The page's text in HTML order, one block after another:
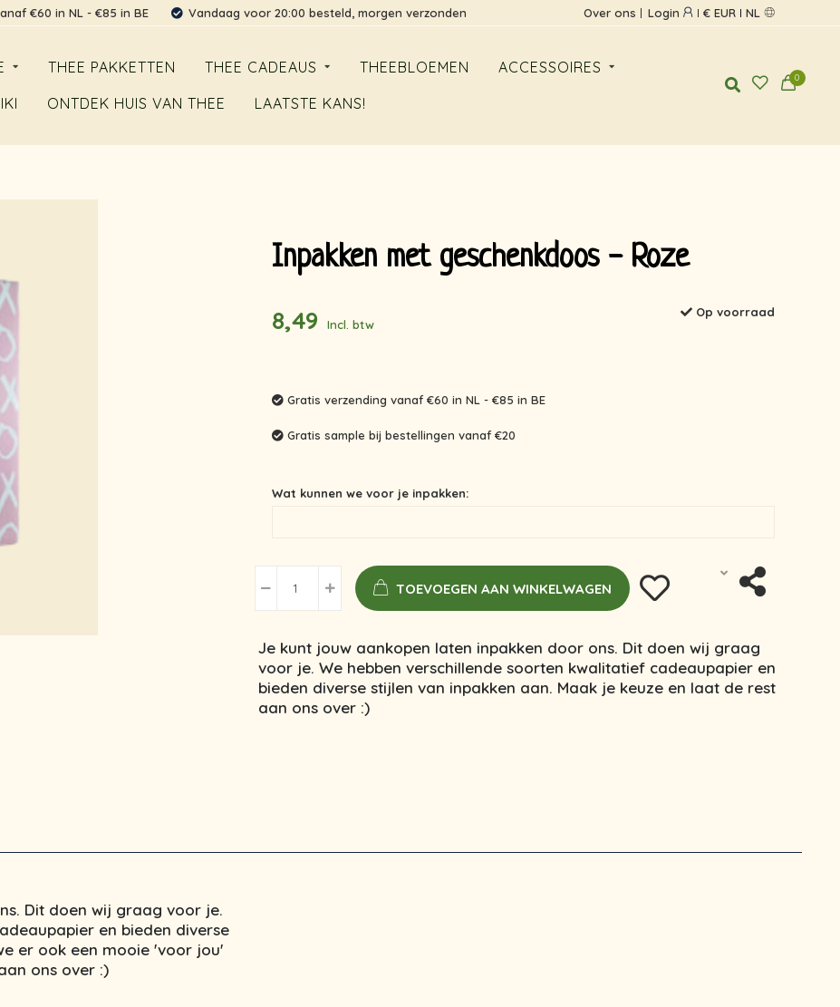
€60 in NL - €85 in BE Vandaag voor 20:00 besteld, morgen verzonden Over ons Login € EUR NL
THEE PAKKETTEN THEE CADEAUS THEEBLOEMEN
ACCESSOIRES
ONTDEK HUIS VAN THEE LAATSTE KANS!
0
Inpakken met geschenkdoos - Roze
8,49 Incl. btw
Op voorraad
Gratis verzending vanaf €60 in NL - €85 in BE
Gratis sample bij bestellingen vanaf €20
Wat kunnen we voor je inpakken:
TOEVOEGEN AAN WINKELWAGEN
Je kunt jouw aankopen laten inpakken door ons. Dit doen wij graag
voor je. We hebben verschillende soorten kwalitatief cadeaupapier en
bieden diverse stijlen van inpakken aan. Maak je keuze en laat de rest
aan ons over :)
Dit doen wij graag voor je.
en bieden diverse
er ook een mooie 'voor jou'
ons over :)